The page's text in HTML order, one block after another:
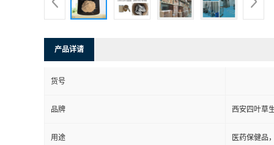
产品详请
货号
品牌 西安四叶草
用途 医药保健品